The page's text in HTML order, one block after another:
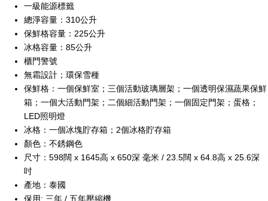
一級能源標籤
總淨容量：310公升
保鮮格容量：225公升
冰格容量：85公升
櫃門警號
無霜設計；環保雪種
保鮮格：一個保鮮室；三個活動玻璃層架；一個透明保濕蔬果保鮮
箱；一個大活動門架；二個細活動門架；一個固定門架；蛋格；
LED照明燈
冰格：一個冰塊貯存箱；2個冰格貯存箱
顏色：不銹鋼色
尺寸：598闊 x 1645高 x 650深 毫米 / 23.5闊 x 64.8高 x 25.6深
吋
產地：泰國
保用: 三年 / 五年壓縮機